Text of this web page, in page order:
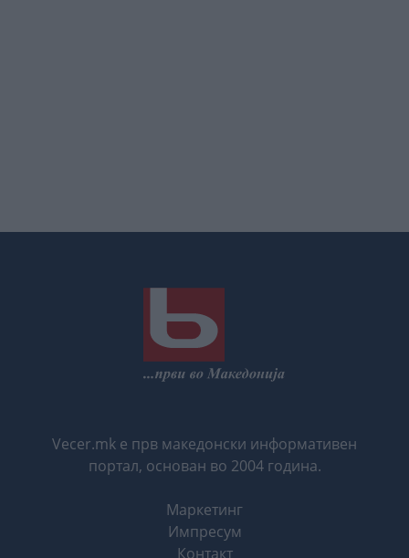
Vecer.mk е прв македонски информативен
портал, основан во 2004 година.
Маркетинг
Импресум
Контакт